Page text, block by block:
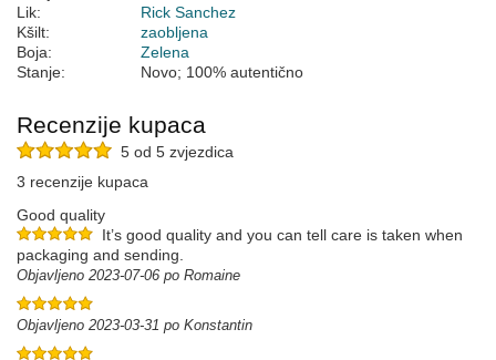
Lik:
Rick Sanchez
Kšilt:
zaobljena
Boja:
Zelena
Stanje:
Novo; 100% autentično
Recenzije kupaca
5 od 5 zvjezdica
3 recenzije kupaca
Good quality
It’s good quality and you can tell care is taken when
packaging and sending.
Objavljeno 2023-07-06 po Romaine
Objavljeno 2023-03-31 po Konstantin